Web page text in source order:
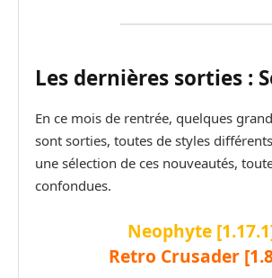
Les dernières sorties :
En ce mois de rentrée, quelques
sont sorties, toutes de styles
une sélection de ces nouveautés,
confondues.
Neophyte
Retro Crusader